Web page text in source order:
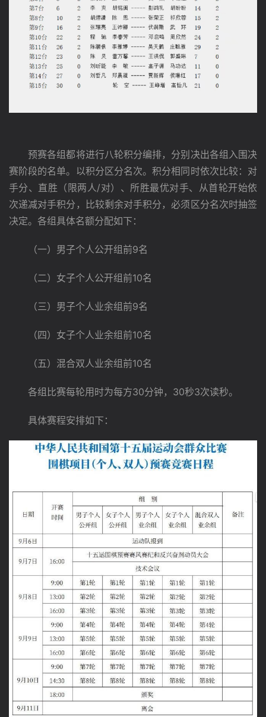
预赛各组都将进行八轮积分编排，分别决出各组入围决
赛阶段的名单。以积分区分名次。积分相同时依次比较：对
手分、直胜（限两人/对）、所胜最优对手、从首轮开始依
次递减对手积分，比较剩余对手积分，必须区分名次时抽签
决定。各组具体名额分配如下：
（一）男子个人公开组前9名
（二）女子个人公开组前10名
（三）男子个人业余组前9名
（四）女子个人业余组前10名
（五）混合双人业余组前10名
各组比赛每轮用时为每方30分钟，30秒3次读秒。
具体赛程安排如下：